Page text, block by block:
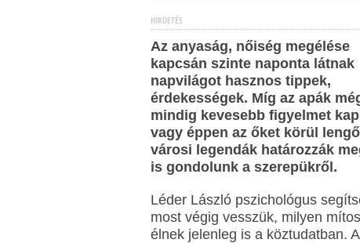
HIRDETÉS
Az anyaság, nőiség megélése
kapcsán szinte naponta látnak
napvilágot hasznos tippek,
érdekességek. Míg az apák
mindig kevesebb figyelmet
vagy éppen az őket körül lengő
városi legendák határozzák
is gondolunk a szerepükről.
Léder László pszichológus
most végig vesszük, milyen
élnek jelenleg is a köztudatban. A